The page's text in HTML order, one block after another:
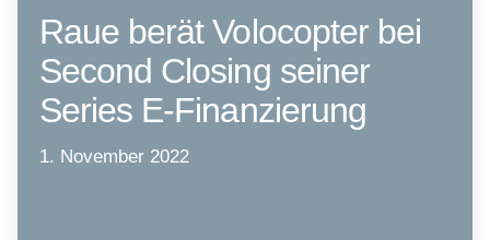
Raue berät Volocopter bei
Second Closing seiner
Series E-Finanzierung
1. November 2022